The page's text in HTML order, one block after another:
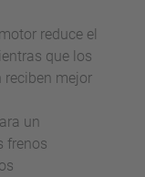
reduce el
que los
reciben mejor
un
frenos